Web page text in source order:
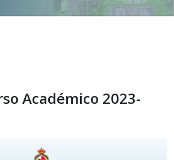
Académico 2023-